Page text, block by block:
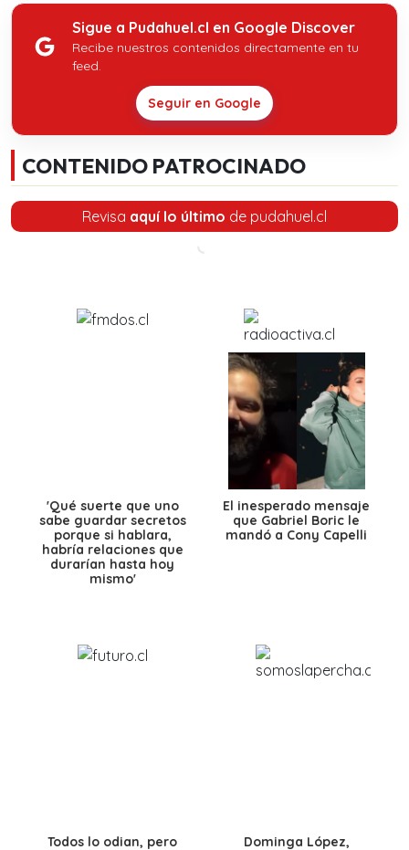
Sigue a Pudahuel.cl en Google Discover
Recibe nuestros contenidos directamente en tu
feed.
Seguir en Google
CONTENIDO PATROCINADO
Revisa aquí lo último de pudahuel.cl
'Qué suerte que uno
sabe guardar secretos
porque si hablara,
habría relaciones que
durarían hasta hoy
mismo'
El inesperado mensaje
que Gabriel Boric le
mandó a Cony Capelli
Todos lo odian, pero
Dominga López,